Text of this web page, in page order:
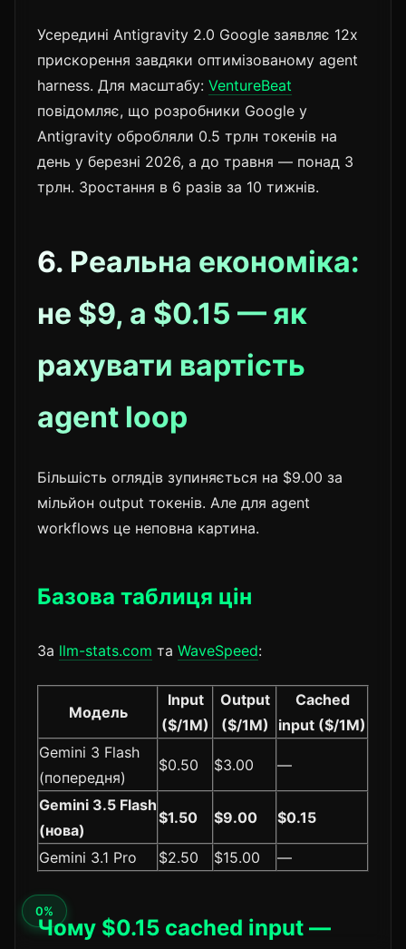
Усередині Antigravity 2.0 Google заявляє 12x
прискорення завдяки оптимізованому agent
harness. Для масштабу: VentureBeat
повідомляє, що розробники Google у
Antigravity обробляли 0.5 трлн токенів на
день у березні 2026, а до травня — понад 3
трлн. Зростання в 6 разів за 10 тижнів.
6. Реальна економіка:
не $9, а $0.15 — як
рахувати вартість
agent loop
Більшість оглядів зупиняється на $9.00 за
мільйон output токенів. Але для agent
workflows це неповна картина.
Базова таблиця цін
За llm-stats.com та WaveSpeed:
Модель
Input
($/1M)
Output
($/1M)
Cached
input ($/1M)
Gemini 3 Flash
(попередня)
$0.50 $3.00 —
Gemini 3.5 Flash
(нова)
$1.50 $9.00 $0.15
Gemini 3.1 Pro $2.50 $15.00 —
Чому $0.15 cached input —